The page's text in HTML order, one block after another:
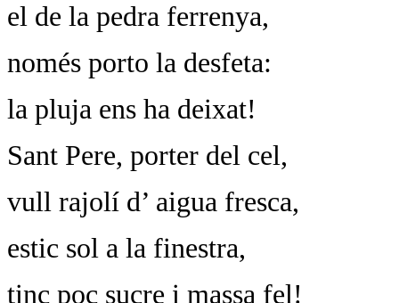
el de la pedra ferrenya,
només porto la desfeta:
la pluja ens ha deixat!
Sant Pere, porter del cel,
vull rajolí d’ aigua fresca,
estic sol a la finestra,
tinc poc sucre i massa fel!